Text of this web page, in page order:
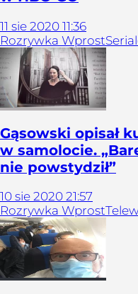
11 sie 2020 11:36
Rozrywka Wprost
Gąsowski opisał
w samolocie.
nie powstydził”
10 sie 2020 21:57
Rozrywka Wprost